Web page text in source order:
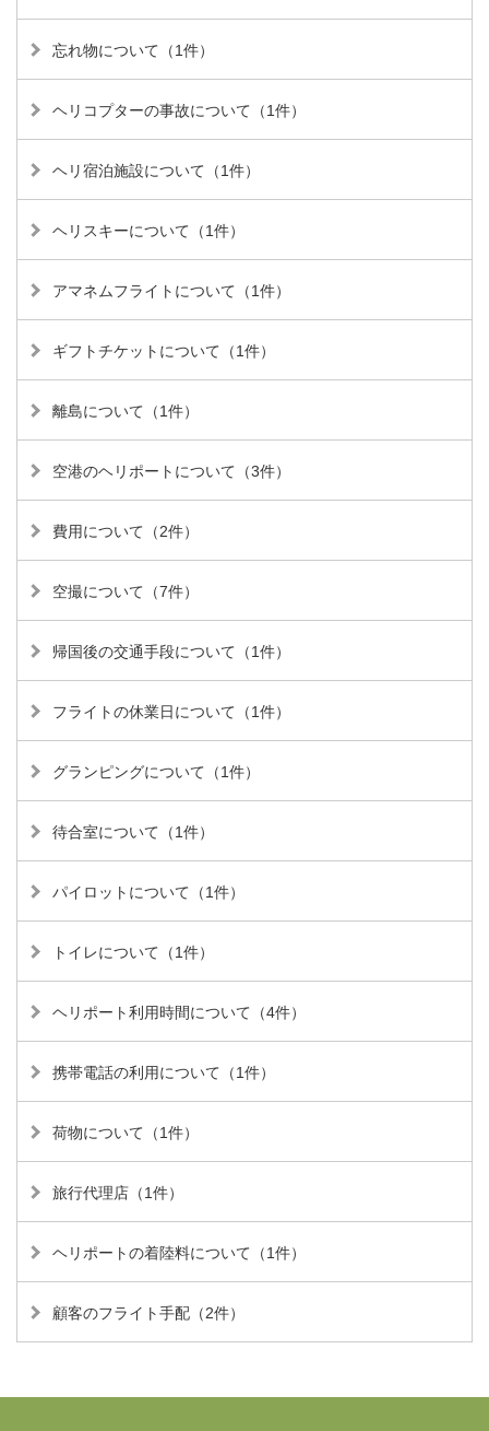
忘れ物について（1件）
ヘリコプターの事故について（1件）
ヘリ宿泊施設について（1件）
ヘリスキーについて（1件）
アマネムフライトについて（1件）
ギフトチケットについて（1件）
離島について（1件）
空港のヘリポートについて（3件）
費用について（2件）
空撮について（7件）
帰国後の交通手段について（1件）
フライトの休業日について（1件）
グランピングについて（1件）
待合室について（1件）
パイロットについて（1件）
トイレについて（1件）
ヘリポート利用時間について（4件）
携帯電話の利用について（1件）
荷物について（1件）
旅行代理店（1件）
ヘリポートの着陸料について（1件）
顧客のフライト手配（2件）